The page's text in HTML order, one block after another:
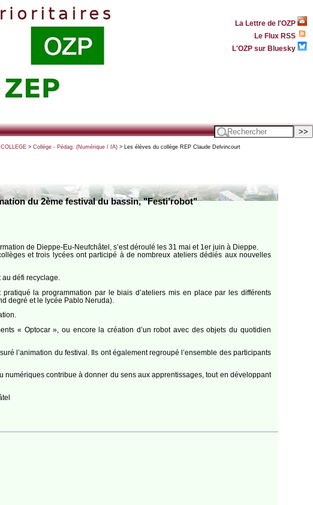
La Lettre de l'OZP
Le Flux RSS
L'OZP sur Bluesky
> Collège - Pédag. (Numérique / IA)> Les élèves du collège REP Claude Delvincourt
du 2ème festival du bassin, "Festi’robot"
de Dieppe-Eu-Neufchâtel, s’est déroulé les 31 mai et 1er juin à Dieppe.
et trois lycées ont participé à de nombreux ateliers dédiés aux nouvelles
défi recyclage.
la programmation par le biais d’ateliers mis en place par les différents
degré et le lycée Pablo Neruda).
« Optocar », ou encore la création d’un robot avec des objets du quotidien
l’animation du festival. Ils ont également regroupé l’ensemble des participants
contribue à donner du sens aux apprentissages, tout en développant